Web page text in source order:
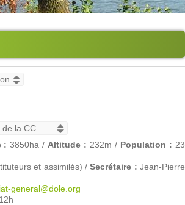
: 3850ha / Altitude : 232m / Population : 23
et assimilés) /Secrétaire : Jean-Pierre
general@dole.org